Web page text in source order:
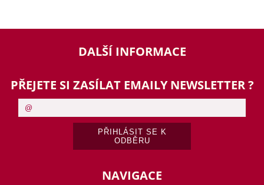
DALŠÍ INFORMACE
PŘEJETE SI ZASÍLAT EMAILY NEWSLETTER ?
NAVIGACE